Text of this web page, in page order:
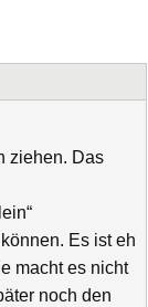
ziehen. Das
Es ist eh
macht es nicht
noch den